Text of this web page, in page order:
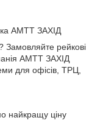
АМТТ ЗАХІД
Замовляйте рейкові
АМТТ ЗАХІД
для офісів, ТРЦ,
найкращу ціну